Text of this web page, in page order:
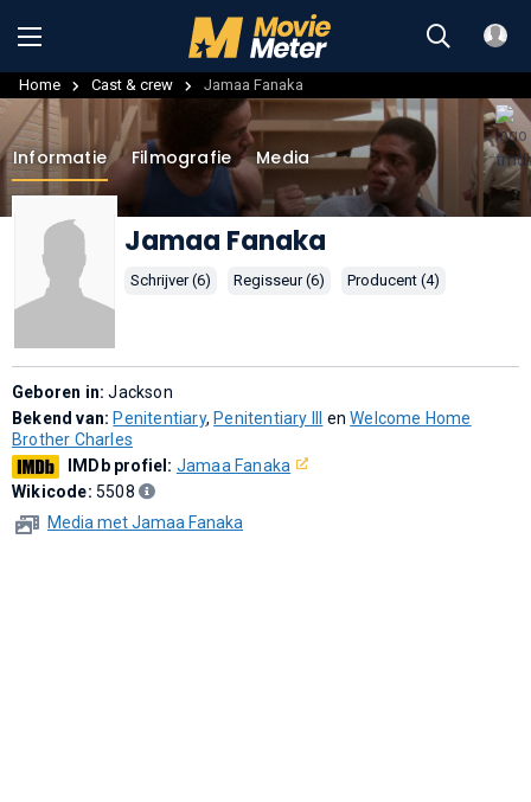
Home Cast & crew Jamaa Fanaka
Informatie Filmografie Media
Jamaa Fanaka
Schrijver (6) Regisseur (6) Producent (4)
Geboren in:Jackson
Bekend van: Penitentiary, Penitentiary III enWelcome Home
Brother Charles
IMDb profiel: Jamaa Fanaka
Wikicode: 5508
Media met Jamaa Fanaka